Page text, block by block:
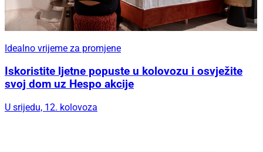
Idealno vrijeme za promjene
Iskoristite ljetne popuste u kolovozu i osvježite
svoj dom uz Hespo akcije
U srijedu, 12. kolovoza